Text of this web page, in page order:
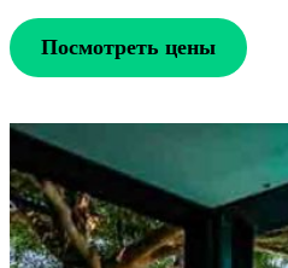
Посмотреть цены